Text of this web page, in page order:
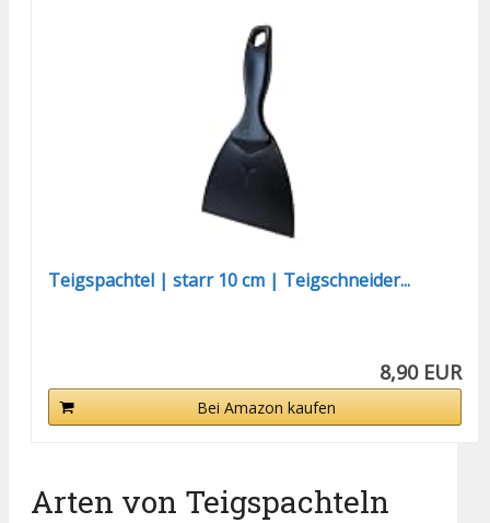
Teigspachtel | starr 10 cm | Teigschneider...
8,90 EUR
Bei Amazon kaufen
Arten von Teigspachteln